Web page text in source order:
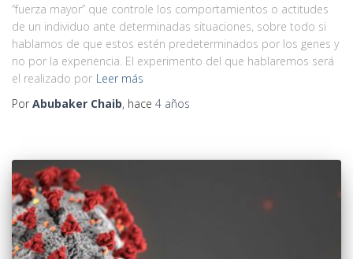
“fuerza mayor” que controle los comportamientos o actitudes
de un individuo ante determinadas situaciones, sobre todo si
hablamos de que estos estén predeterminados por los genes y
no por la experiencia. El experimento del que hablaremos será
el realizado por Leer más
Por Abubaker Chaib, hace 4 años